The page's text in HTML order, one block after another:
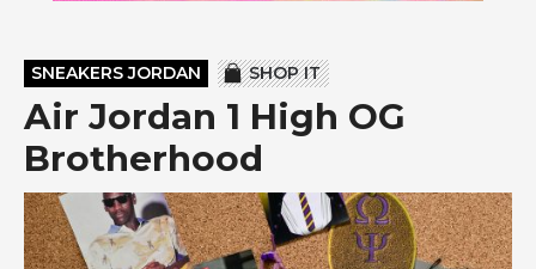
SNEAKERS JORDAN SHOP IT
Air Jordan 1 High OG
Brotherhood